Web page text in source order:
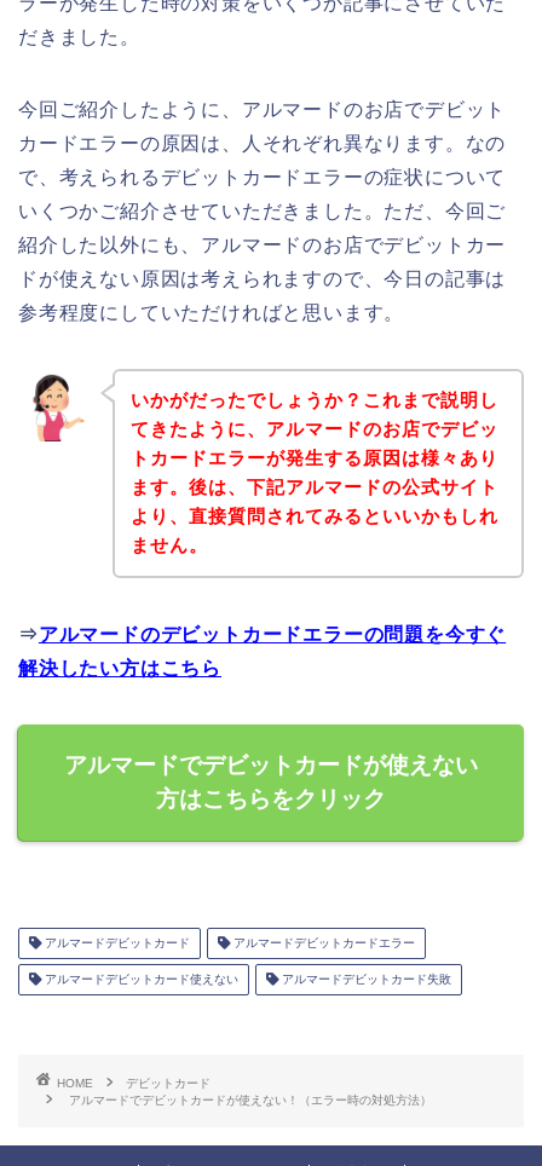
だきました。
今回ご紹介したように、アルマードのお店でデビット
カードエラーの原因は、人それぞれ異なります。なの
で、考えられるデビットカードエラーの症状について
いくつかご紹介させていただきました。ただ、今回ご
紹介した以外にも、アルマードのお店でデビットカー
ドが使えない原因は考えられますので、今日の記事は
参考程度にしていただければと思います。
いかがだったでしょうか？これまで説明し
てきたように、アルマードのお店でデビッ
トカードエラーが発生する原因は様々あり
ます。後は、下記アルマードの公式サイト
より、直接質問されてみるといいかもしれ
ません。
⇒アルマードのデビットカードエラーの問題を今すぐ
解決したい方はこちら
アルマードでデビットカードが使えない
方はこちらをクリック
アルマードデビットカード アルマードデビットカードエラー
アルマードデビットカード使えない アルマードデビットカード失敗
HOME
デビットカード
アルマードでデビットカードが使えない！（エラー時の対処方法）